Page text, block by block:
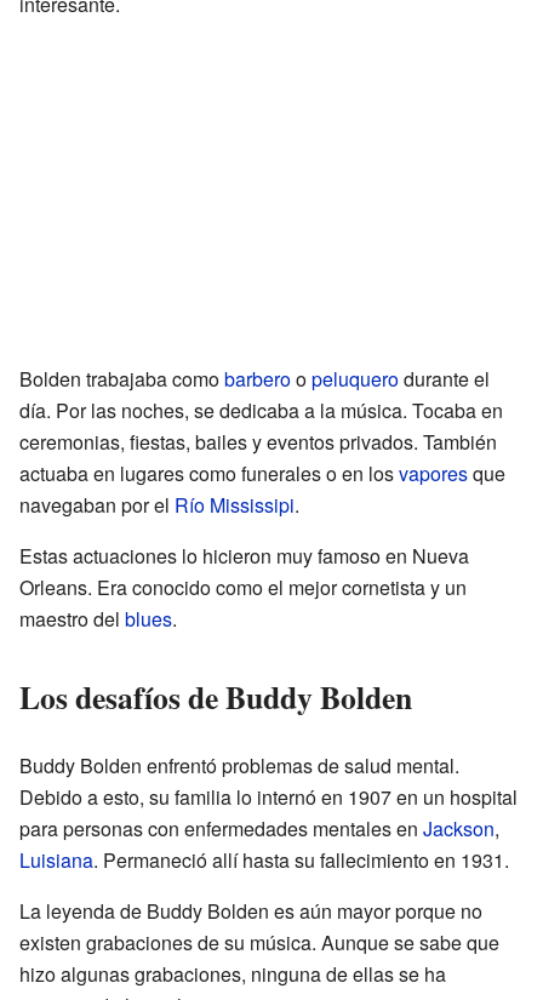
Bolden trabajaba comobarberoopeluquerodurante el
día. Por las noches, se dedicaba a la música. Tocaba en
ceremonias, fiestas, bailes y eventos privados. También
actuaba en lugares como funerales o en losvaporesque
navegaban por el Río Mississipi.
Estas actuaciones lo hicieron muy famoso en Nueva
Orleans. Era conocido como el mejor cornetista y un
maestro del blues.
Los desafíos de Buddy Bolden
Buddy Bolden enfrentó problemas de salud mental.
Debido a esto, su familia lo internó en 1907 en un hospital
para personas con enfermedades mentales en Jackson,
Luisiana. Permaneció allí hasta su fallecimiento en 1931.
La leyenda de Buddy Bolden es aún mayor porque no
existen grabaciones de su música. Aunque se sabe que
hizo algunas grabaciones, ninguna de ellas se ha